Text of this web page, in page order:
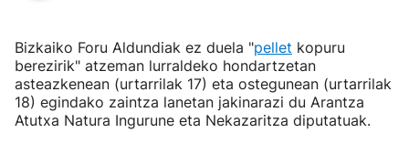
Bizkaiko Foru Aldundiak ez duela "pellet kopuru
berezirik" atzeman lurraldeko hondartzetan
asteazkenean (urtarrilak 17) eta ostegunean (urtarrilak
18) egindako zaintza lanetan jakinarazi du Arantza
Atutxa Natura Ingurune eta Nekazaritza diputatuak.